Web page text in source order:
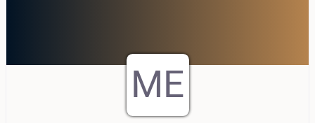
ME